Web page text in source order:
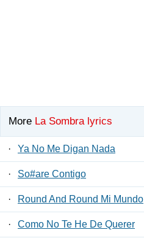
More La Sombra lyrics
· Ya No Me Digan Nada
· So#are Contigo
· Round And Round Mi Mundo
· Como No Te He De Querer